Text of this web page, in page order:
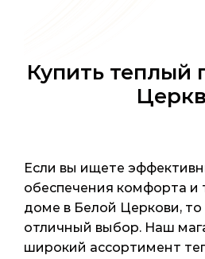
Купить теплый
Если вы ищете
обеспечения комфорта и
доме в Белой Церкови,
отличный выбор. Наш
широкий ассортимент